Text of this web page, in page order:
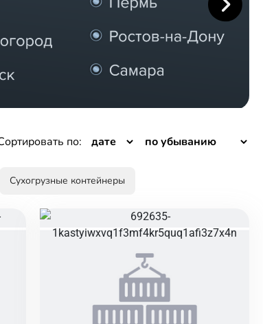
по:
Сухогрузные контейнеры